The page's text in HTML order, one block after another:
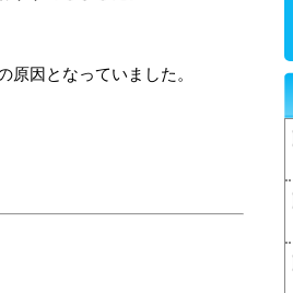
因となっていました。